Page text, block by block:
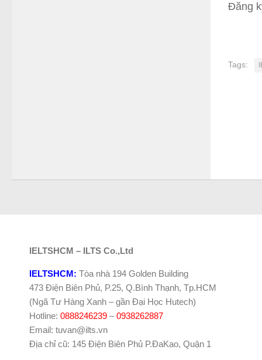
Đăng
Tags:
IELTSHCM – ILTS Co.,Ltd
IELTSHCM: Tòa nhà 194 Golden Building
473 Điện Biên Phủ, P.25, Q.Bình Thạnh, Tp.HCM
(Ngã Tư Hàng Xanh – gần Đại Học Hutech)
Hotline: 0888246239 –0938262887
Email: tuvan@ilts.vn
Địa chỉ cũ: 145 Điện Biên Phủ P.ĐaKao, Quận 1